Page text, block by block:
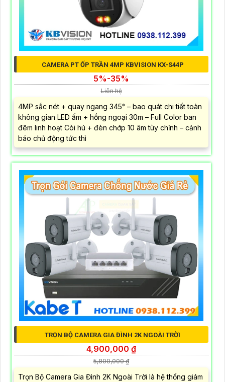
CAMERA PT ỐP TRẦN 4MP KBVISION KX-S44P
5%-35%
Liên hệ
4MP sắc nét + quay ngang 345° – bao quát chi tiết toàn
không gian LED ấm + hồng ngoại 30m – Full Color ban
đêm linh hoạt Còi hú + đèn chớp 10 âm tùy chỉnh – cảnh
báo chủ động tức thì
TRỌN BỘ CAMERA GIA ĐÌNH 2K NGOÀI TRỜI
4,900,000 ₫
5,800,000 ₫
Trọn Bộ Camera Gia Đình 2K Ngoài Trời là hệ thống giám